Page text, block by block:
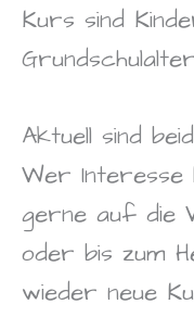
Kurs sind
Aktuell sind
Wer Interesse
gerne auf die
oder bis zum
wieder neue